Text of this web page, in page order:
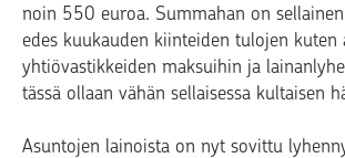
noin 550 euroa. Summahan on
edes kuukauden kiinteiden tulojen kuten
yhtiövastikkeiden maksuihin ja
tässä ollaan vähän sellaisessa kultaisen
Asuntojen lainoista on nyt sovittu